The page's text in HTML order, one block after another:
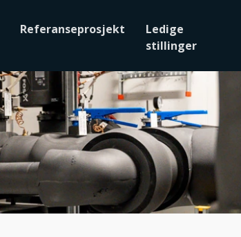
Referanseprosjekt
Ledige
stillinger